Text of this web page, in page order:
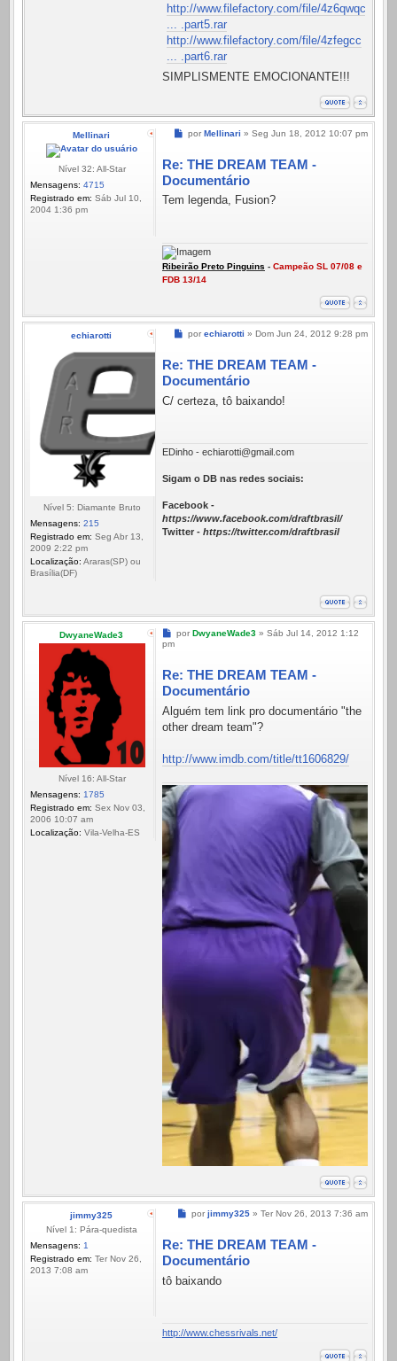
http://www.filefactory.com/file/4z6qwqc
... .part5.rar
http://www.filefactory.com/file/4zfegcc
... .part6.rar
SIMPLISMENTE EMOCIONANTE!!!
Mellinari
Nível 32: All-Star
Mensagens: 4715
Registrado em: Sáb Jul 10,
2004 1:36 pm
Mensagem
por Mellinari » Seg Jun 18, 2012 10:07 pm
Re: THE DREAM TEAM -
Documentário
Tem legenda, Fusion?
Ribeirão Preto Pinguins - Campeão SL 07/08 e
FDB 13/14
echiarotti
Nível 5: Diamante Bruto
Mensagens: 215
Registrado em: Seg Abr 13,
2009 2:22 pm
Localização: Araras(SP) ou
Brasília(DF)
Mensagem
por echiarotti » Dom Jun 24, 2012 9:28 pm
Re: THE DREAM TEAM -
Documentário
C/ certeza, tô baixando!
EDinho - echiarotti@gmail.com
Sigam o DB nas redes sociais:
Facebook -
https://www.facebook.com/draftbrasil/
Twitter - https://twitter.com/draftbrasil
DwyaneWade3
Nível 16: All-Star
Mensagens: 1785
Registrado em: Sex Nov 03,
2006 10:07 am
Localização: Vila-Velha-ES
Mensagem
por DwyaneWade3» Sáb Jul 14, 2012 1:12
pm
Re: THE DREAM TEAM -
Documentário
Alguém tem link pro documentário "the
other dream team"?
http://www.imdb.com/title/tt1606829/
jimmy325
Nível 1: Pára-quedista
Mensagens: 1
Registrado em: Ter Nov 26,
2013 7:08 am
Mensagem
por jimmy325 » Ter Nov 26, 2013 7:36 am
Re: THE DREAM TEAM -
Documentário
tô baixando
http://www.chessrivals.net/